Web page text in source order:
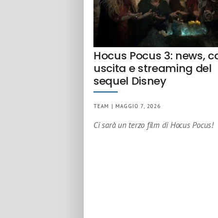
Hocus Pocus 3: news,
uscita e streaming del
sequel Disney
TEAM | MAGGIO 7, 2026
Ci sarà un terzo film di Hocus Pocus!